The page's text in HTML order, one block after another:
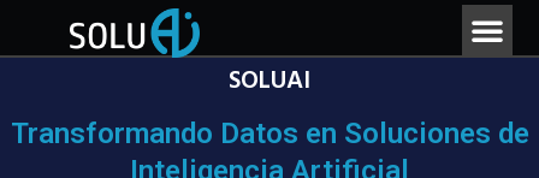
SOLUAI
Transformando Datos en Soluciones de
Inteligencia Artificial